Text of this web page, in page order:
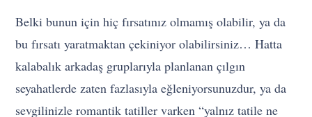
Belki bunun için hiç fırsatınız olmamış olabilir, ya da
bu fırsatı yaratmaktan çekiniyor olabilirsiniz… Hatta
kalabalık arkadaş gruplarıyla planlanan çılgın
seyahatlerde zaten fazlasıyla eğleniyorsunuzdur, ya da
sevgilinizle romantik tatiller varken “yalnız tatile ne